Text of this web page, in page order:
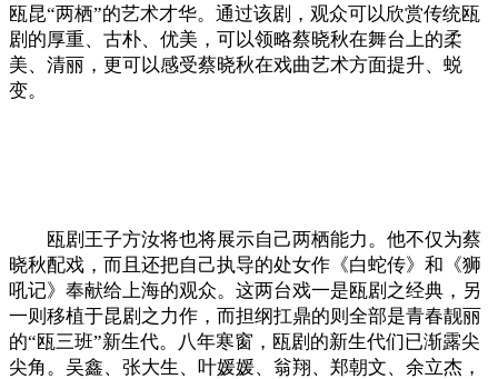
瓯昆“两栖”的艺术才华。通过该剧，观众可以欣赏传统瓯
剧的厚重、古朴、优美，可以领略蔡晓秋在舞台上的柔
美、清丽，更可以感受蔡晓秋在戏曲艺术方面提升、蜕
变。
瓯剧王子方汝将也将展示自己两栖能力。他不仅为蔡
晓秋配戏，而且还把自己执导的处女作《白蛇传》和《狮
吼记》奉献给上海的观众。这两台戏一是瓯剧之经典，另
一则移植于昆剧之力作，而担纲扛鼎的则全部是青春靓丽
的“瓯三班”新生代。八年寒窗，瓯剧的新生代们已渐露尖
尖角。吴鑫、张大生、叶媛媛、翁翔、郑朝文、余立杰，